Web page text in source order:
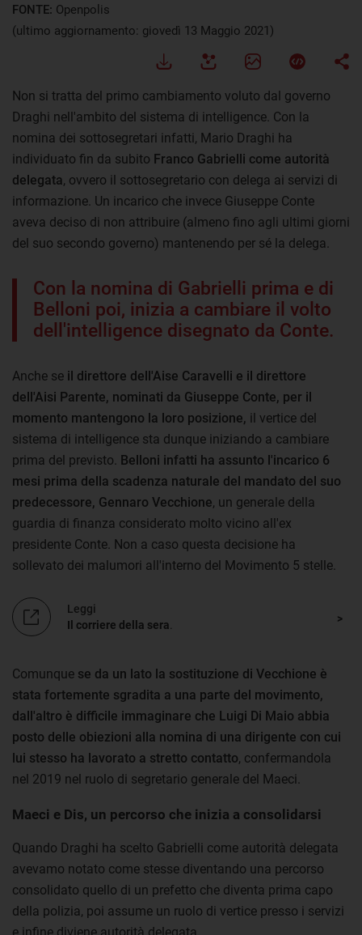
FONTE: Openpolis
(ultimo aggiornamento: giovedì 13 Maggio 2021)
Non si tratta del primo cambiamento voluto dal governo
Draghi nell'ambito del sistema di intelligence. Con la
nomina dei sottosegretari infatti, Mario Draghi ha
individuato fin da subito Franco Gabrielli come autorità
delegata, ovvero il sottosegretario con delega ai servizi di
informazione. Un incarico che invece Giuseppe Conte
aveva deciso di non attribuire (almeno fino agli ultimi giorni
del suo secondo governo) mantenendo per sé la delega.
Con la nomina di Gabrielli prima e di
Belloni poi, inizia a cambiare il volto
dell'intelligence disegnato da Conte.
Anche se il direttore dell'Aise Caravelli e il direttore
dell'Aisi Parente, nominati da Giuseppe Conte, per il
momento mantengono la loro posizione, il vertice del
sistema di intelligence sta dunque iniziando a cambiare
prima del previsto. Belloni infatti ha assunto l'incarico 6
mesi prima della scadenza naturale del mandato del suo
predecessore, Gennaro Vecchione, un generale della
guardia di finanza considerato molto vicino all'ex
presidente Conte. Non a caso questa decisione ha
sollevato dei malumori all'interno del Movimento 5 stelle.
Leggi
Il corriere della sera
Comunque se da un lato la sostituzione di Vecchione è
stata fortemente sgradita a una parte del movimento,
dall'altro è difficile immaginare che Luigi Di Maio abbia
posto delle obiezioni alla nomina di una dirigente con cui
lui stesso ha lavorato a stretto contatto, confermandola
nel 2019 nel ruolo di segretario generale del Maeci.
Maeci e Dis, un percorso che inizia a consolidarsi
Quando Draghi ha scelto Gabrielli come autorità delegata
avevamo notato come stesse diventando una percorso
consolidato quello di un prefetto che diventa prima capo
della polizia, poi assume un ruolo di vertice presso i servizi